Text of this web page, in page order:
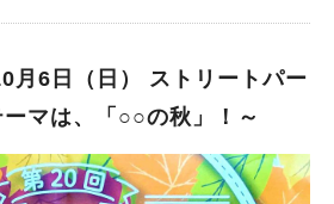
月6日（日） ストリートパー
マは、「○○の秋」！～